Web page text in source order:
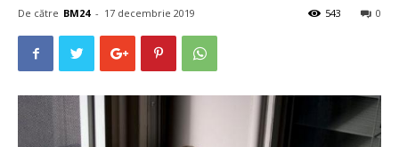
De către BM24 - 17 decembrie 2019 0
543